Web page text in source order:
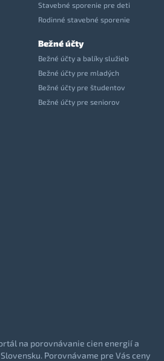
Stavebné sporenie pre deti
Rodinné stavebné sporenie
Bežné účty
Bežné účty a balíky služieb
Bežné účty pre mladých
Bežné účty pre študentov
Bežné účty pre seniorov
na porovnávanie cien energií a
Porovnávame pre Vás ceny